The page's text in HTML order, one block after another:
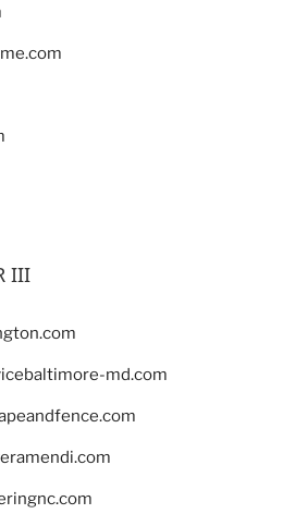
III
md.com